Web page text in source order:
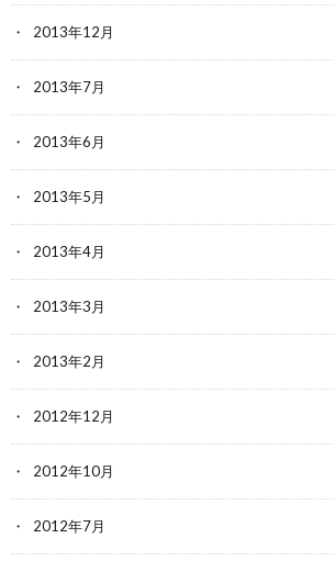
2013年12月
2013年7月
2013年6月
2013年5月
2013年4月
2013年3月
2013年2月
2012年12月
2012年10月
2012年7月